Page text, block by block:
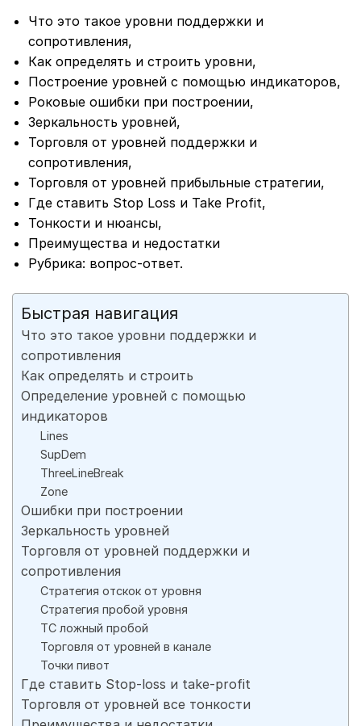
Что это такое уровни поддержки и
сопротивления,
Как определять и строить уровни,
Построение уровней с помощью индикаторов,
Роковые ошибки при построении,
Зеркальность уровней,
Торговля от уровней поддержки и
сопротивления,
Торговля от уровней прибыльные стратегии,
Где ставить Stop Loss и Take Profit,
Тонкости и нюансы,
Преимущества и недостатки
Рубрика: вопрос-ответ.
Быстрая навигация
Что это такое уровни поддержки и
сопротивления
Как определять и строить
Определение уровней с помощью
индикаторов
Lines
SupDem
ThreeLineBreak
Zone
Ошибки при построении
Зеркальность уровней
Торговля от уровней поддержки и
сопротивления
Стратегия отскок от уровня
Стратегия пробой уровня
ТС ложный пробой
Торговля от уровней в канале
Точки пивот
Где ставить Stop-loss и take-profit
Торговля от уровней все тонкости